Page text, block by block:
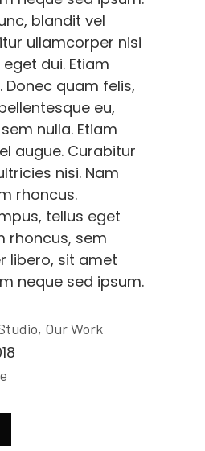
blandit vel
ullamcorper nisi
dui. Etiam
Donec quam felis,
eu,
nulla. Etiam
augue. Curabitur
nisi. Nam
rhoncus.
tellus eget
rhoncus, sem
libero, sit amet
neque sed ipsum.
Our Work